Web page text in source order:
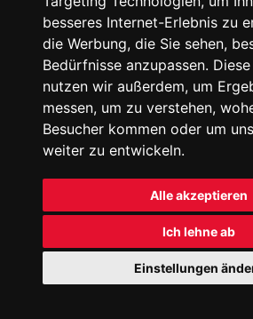
besseres Internet-Erlebnis zu
die Werbung, die Sie sehen,
Bedürfnisse anzupassen.
nutzen wir außerdem, um
messen, um zu verstehen,
Besucher kommen oder um
weiter zu entwickeln.
Alle akzeptieren
Ich lehne ab
Einstellungen